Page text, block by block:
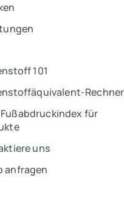
101
Rechner
für
uns
anfragen